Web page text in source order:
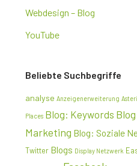
Webdesign – Blog
YouTube
Beliebte Suchbegriffe
analyse Anzeigenerweiterung
Places Blog: Keywords
Marketing Blog: Soziale
Twitter Blogs Display Netzwerk